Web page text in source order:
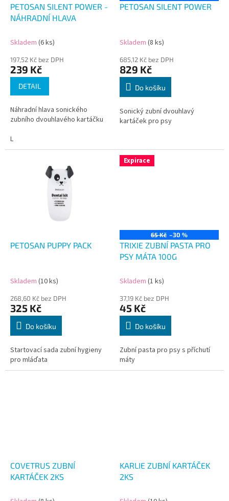
PETOSAN SILENT POWER -
NÁHRADNÍ HLAVA
Skladem (6 ks)
197,52 Kč bez DPH
239 Kč
DETAIL
Náhradní hlava sonického
zubního dvouhlavého kartáčku
L
PETOSAN SILENT POWER
Skladem (8 ks)
685,12 Kč bez DPH
829 Kč
Do košíku
Sonický zubní dvouhlavý
kartáček pro psy
PETOSAN PUPPY PACK
Skladem (10 ks)
268,60 Kč bez DPH
325 Kč
Do košíku
Startovací sada zubní hygieny
pro mláďata
Expirace
65 Kč –30 %
TRIXIE ZUBNÍ PASTA PRO
PSY MÁTA 100G
Skladem (1 ks)
37,19 Kč bez DPH
45 Kč
Do košíku
Zubní pasta pro psy s příchutí
máty
COVETRUS ZUBNÍ
KARTÁČEK 2KS
KARLIE ZUBNÍ KARTÁČEK
2KS